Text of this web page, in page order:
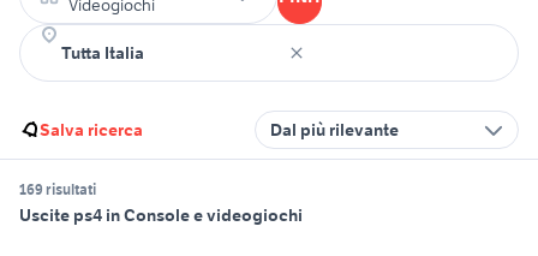
Videogiochi
Salva ricerca Dal più rilevante
169 risultati
Uscite ps4 in Console e videogiochi